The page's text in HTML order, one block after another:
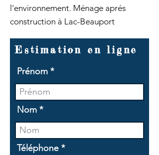
l'environnement. Ménage aprés
construction à Lac-Beauport
Estimation en ligne
Prénom
Nom
Téléphone